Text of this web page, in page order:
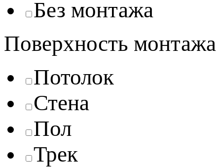
Без монтажа
Поверхность монтажа
Потолок
Стена
Пол
Трек